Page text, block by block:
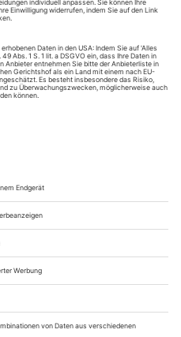
ePaper als auch das
auf www.der-
zur App auf Anfrage.
von einem Monat und
weiteren Monat, sofern
„Mein Konto/Meine
gekündigt
Preise für Käufe
vor Auslösen der Bestellung
9,99 €